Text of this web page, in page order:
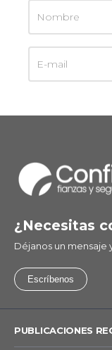
¿Necesitas
Déjanos un mensaje
Escríbenos
PUBLICACIONES